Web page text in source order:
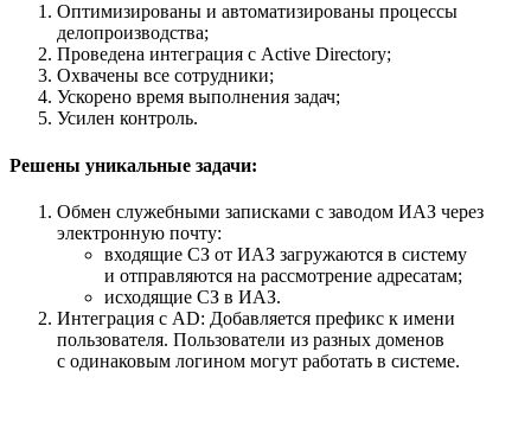
Оптимизированы и автоматизированы процессы
делопроизводства;
Проведена интеграция с Active Directory;
Охвачены все сотрудники;
Ускорено время выполнения задач;
Усилен контроль.
Решены уникальные задачи:
Обмен служебными записками с заводом ИАЗ через
электронную почту:
входящие СЗ от ИАЗ загружаются в систему
и отправляются на рассмотрение адресатам;
исходящие СЗ в ИАЗ.
Интеграция с AD: Добавляется префикс к имени
пользователя. Пользователи из разных доменов
с одинаковым логином могут работать в системе.